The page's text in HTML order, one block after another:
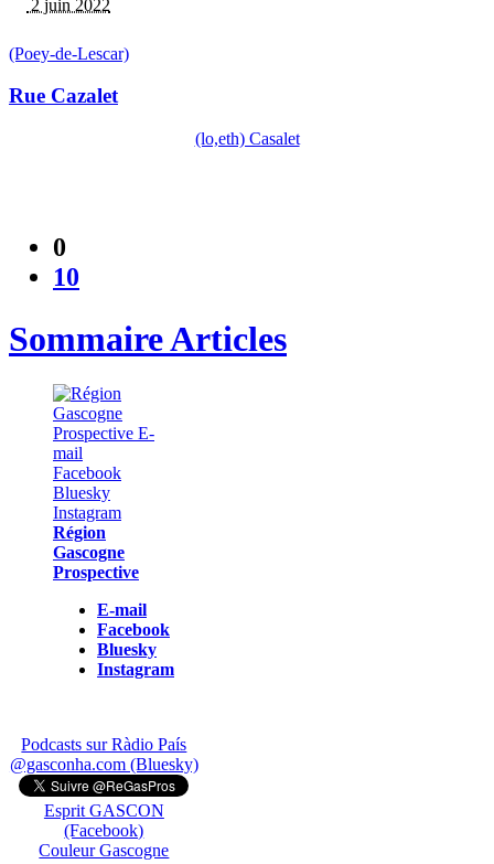
2 juin 2022
(Poey-de-Lescar)
Rue Cazalet
(lo,eth) Casalet
0
10
Sommaire Articles
Région
Gascogne
Prospective
E-mail
Facebook
Bluesky
Instagram
Podcasts sur Ràdio País
@gasconha.com (Bluesky)
Esprit GASCON
(Facebook)
Couleur Gascogne